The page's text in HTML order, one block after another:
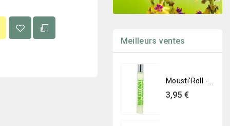
Meilleurs ventes
Prix
3,95 €